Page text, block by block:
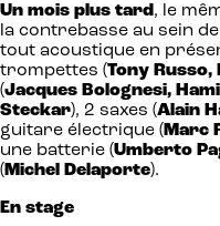
Un mois plus tard , le
la contrebasse au sein
tout acoustique en
trompettes (Tony Russo,
(Jacques Bolognesi,
Steckar), 2 saxes (Alain
guitare électrique ( Marc
une batterie (Umberto
( Michel Delaporte).
En stage